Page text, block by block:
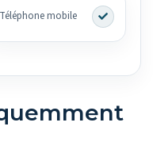
Téléphone mobile